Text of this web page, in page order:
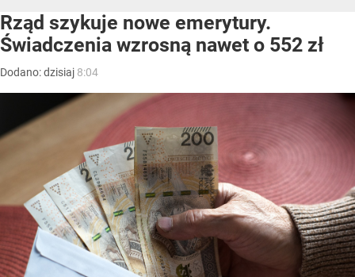
Rząd szykuje nowe emerytury.
Świadczenia wzrosną nawet o 552 zł
Dodano:dzisiaj 8:04